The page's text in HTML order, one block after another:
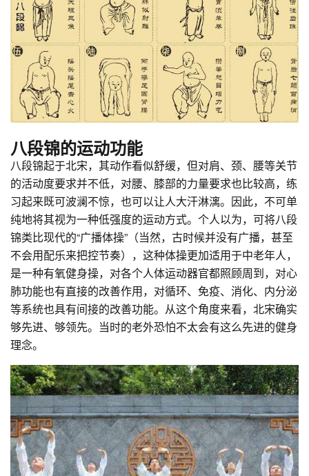
八段锦的运动功能
八段锦起于北宋，其动作看似舒缓，但对肩、颈、腰等关节
的活动度要求并不低，对腰、膝部的力量要求也比较高，练
习起来既可波澜不惊，也可以让人大汗淋漓。因此，不可单
纯地将其视为一种低强度的运动方式。个人以为，可将八段
锦类比现代的“广播体操”（当然，古时候并没有广播，甚至
不会用配乐来把控节奏），这种体操更加适用于中老年人，
是一种有氧健身操，对各个人体运动器官都照顾周到，对心
肺功能也有直接的改善作用，对循环、免疫、消化、内分泌
等系统也具有间接的改善功能。从这个角度来看，北宋确实
够先进、够领先。当时的老外恐怕不太会有这么先进的健身
理念。